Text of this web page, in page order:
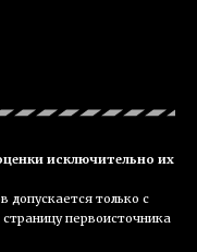
исключительно их
допускается только с
первоисточника